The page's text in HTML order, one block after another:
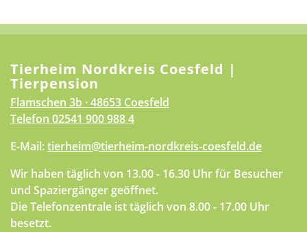
Tierheim Nordkreis Coesfeld |
Tierpension
Flamschen 3b · 48653 Coesfeld
Telefon 02541 900 988 4
E-Mail:tierheim@tierheim-nordkreis-coesfeld.de
Wir haben täglich von 13.00 - 16.30 Uhr für Besucher
und Spaziergänger geöffnet.
Die Telefonzentrale ist täglich von 8.00 - 17.00 Uhr
besetzt.